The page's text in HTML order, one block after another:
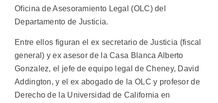
Oficina de Asesoramiento Legal (OLC) del
Departamento de Justicia.
Entre ellos figuran el ex secretario de Justicia (fiscal
general) y ex asesor de la Casa Blanca Alberto
Gonzalez, el jefe de equipo legal de Cheney, David
Addington, y el ex abogado de la OLC y profesor de
Derecho de la Universidad de California en